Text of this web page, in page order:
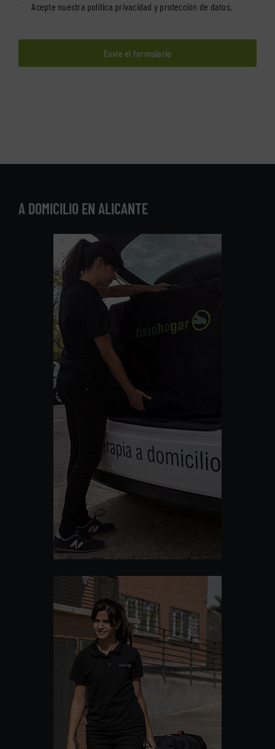
Acepte nuestra política privacidad y protección de datos.
Envíe el formulario
A DOMICILIO EN ALICANTE